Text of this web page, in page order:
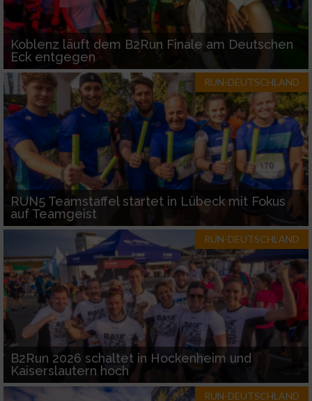
Koblenz läuft dem B2Run Finale am Deutschen
Eck entgegen
RUN-DEUTSCHLAND
RUN5 Teamstaffel startet in Lübeck mit Fokus
auf Teamgeist
RUN-DEUTSCHLAND
B2Run 2026 schaltet in Hockenheim und
Kaiserslautern hoch
RUN-DEUTSCHLAND